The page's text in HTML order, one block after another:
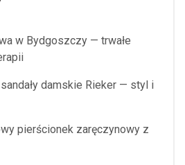
w Bydgoszczy — trwałe
damskie Rieker — styl i
pierścionek zaręczynowy z